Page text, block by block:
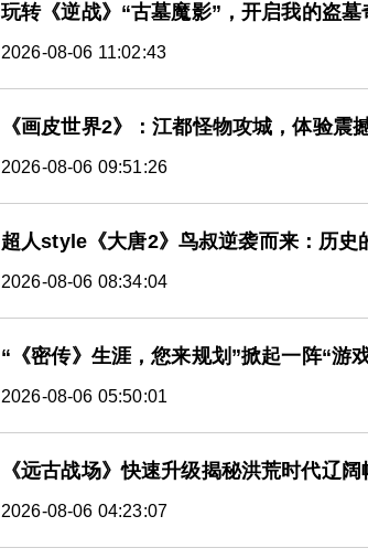
玩转《逆战》“古墓魔影”，开启我的盗墓
2026-08-06 11:02:43
《画皮世界2》：江都怪物攻城，体验震
2026-08-06 09:51:26
超人style《大唐2》鸟叔逆袭而来：历史
2026-08-06 08:34:04
“《密传》生涯，您来规划”掀起一阵“游
2026-08-06 05:50:01
《远古战场》快速升级揭秘洪荒时代辽阔
2026-08-06 04:23:07